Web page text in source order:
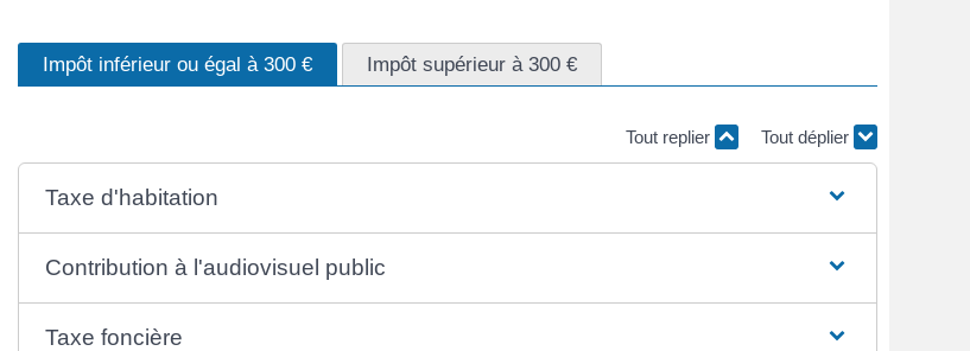
Impôt inférieur ou égal à 300 € Impôt supérieur à 300 €
Tout replier Tout déplier
Taxe d'habitation
Contribution à l'audiovisuel public
Taxe foncière